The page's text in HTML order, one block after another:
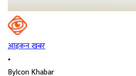
आइकन खबर
•
ByIcon Khabar